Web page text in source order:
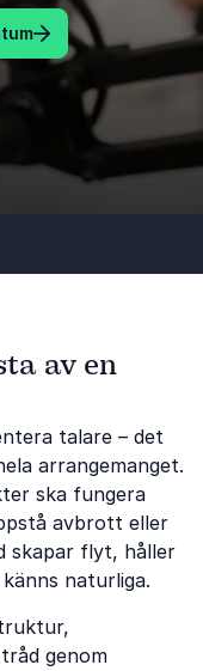
av en
talare – det
arrangemanget.
ska fungera
avbrott eller
skapar flyt, håller
naturliga.
genom